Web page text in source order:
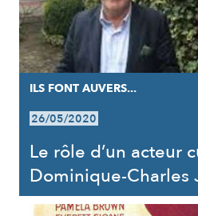
ILS FONT AUVERS...
26/05/2020
Le rôle d’un acteur
Dominique-Charles